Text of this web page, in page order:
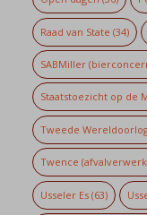
Raad van State (34)
SABMiller
Staatstoezicht op de
Tweede
Twence
Usseler Es(63)